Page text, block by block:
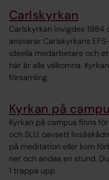
Carlskyrkan
Carlskyrkan invigdes 1984
ansvarar Carlskyrkans
ideella medarbetare och
här är alla välkomna.
församling.
Kyrkan på
Kyrkan på campus finns
och SLU, oavsett
på meditation eller kom
ner och andas en stund.
1 trappa upp .